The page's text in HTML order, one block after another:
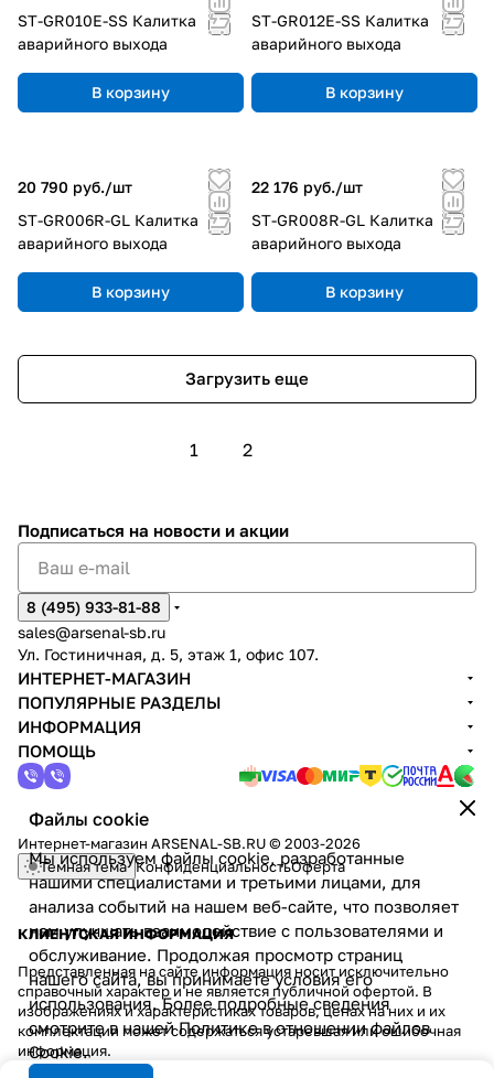
ST-GR010E-SS Калитка
аварийного выхода
В корзину
ST-GR012E-SS Калитка
аварийного выхода
В корзину
20 790 руб./шт
ST-GR006R-GL Калитка
аварийного выхода
В корзину
22 176 руб./шт
ST-GR008R-GL Калитка
аварийного выхода
В корзину
Загрузить еще
1 2
Файлы cookie
Мы используем файлы cookie, разработанные
нашими специалистами и третьими лицами, для
анализа событий на нашем веб-сайте, что позволяет
нам улучшать взаимодействие с пользователями и
обслуживание. Продолжая просмотр страниц
нашего сайта, вы принимаете условия его
использования. Более подробные сведения
смотрите в нашейПолитике в отношении файлов
Cookie.
Подписаться на новости и акции
8 (495) 933-81-88
sales@arsenal-sb.ru
Ул. Гостиничная, д. 5, этаж 1, офис 107.
ИНТЕРНЕТ-МАГАЗИН
ПОПУЛЯРНЫЕ РАЗДЕЛЫ
ИНФОРМАЦИЯ
ПОМОЩЬ
Интернет-магазин ARSENAL-SB.RU © 2003-2026
Темная тема КонфиденциальностьОферта
КЛИЕНТСКАЯ ИНФОРМАЦИЯ
Представленная на сайте информация носит исключительно
справочный характер и не является публичной офертой. В
изображениях и характеристиках товаров, ценах на них и их
комплектации может содержаться устаревшая или ошибочная
информация.